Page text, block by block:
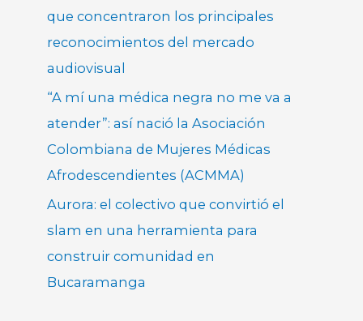
que concentraron los principales
reconocimientos del mercado
audiovisual
“A mí una médica negra no me va a
atender”: así nació la Asociación
Colombiana de Mujeres Médicas
Afrodescendientes (ACMMA)
Aurora: el colectivo que convirtió el
slam en una herramienta para
construir comunidad en
Bucaramanga